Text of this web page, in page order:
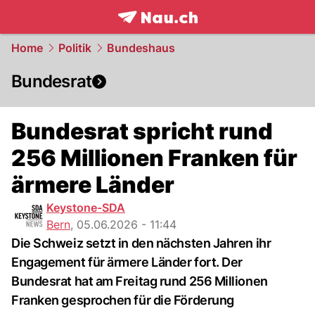
frontpage.NAU.ch
Home Politik Bundeshaus
Bundesrat
Bundesrat spricht rund
256 Millionen Franken für
ärmere Länder
Keystone-SDA
Bern, 05.06.2026 - 11:44
Die Schweiz setzt in den nächsten Jahren ihr
Engagement für ärmere Länder fort. Der
Bundesrat hat am Freitag rund 256 Millionen
Franken gesprochen für die Förderung